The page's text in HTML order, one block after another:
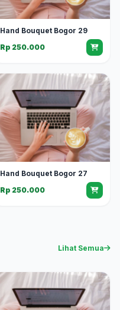
Hand Bouquet Bogor 29
Rp 250.000
Hand Bouquet Bogor 27
Rp 250.000
Lihat Semua